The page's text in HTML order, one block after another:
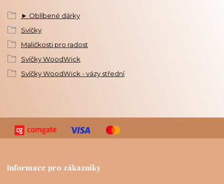
► Oblíbené dárky
Svíčky
Maličkosti pro radost
Svíčky WoodWick
Svíčky WoodWick - vázy střední
Informace pro zákazníky